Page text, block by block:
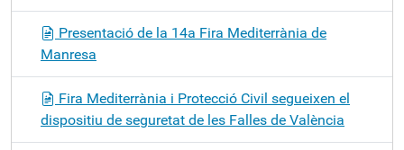
Presentació de la 14a Fira Mediterrània de
Manresa
Fira Mediterrània i Protecció Civil segueixen el
dispositiu de seguretat de les Falles de València